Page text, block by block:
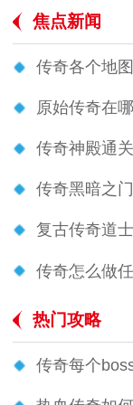
焦点新闻
传奇各个地
原始传奇在
传奇神殿通
传奇黑暗之
复古传奇道
传奇怎么做
热门攻略
传奇每个